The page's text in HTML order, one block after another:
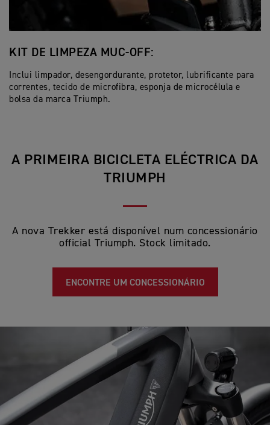
KIT DE LIMPEZA MUC-OFF:
Inclui limpador, desengordurante, protetor, lubrificante para
correntes, tecido de microfibra, esponja de microcélula e
bolsa da marca Triumph.
A PRIMEIRA BICICLETA ELÉCTRICA DA
TRIUMPH
A nova Trekker está disponível num concessionário
official Triumph. Stock limitado.
ENCONTRE UM CONCESSIONÁRIO